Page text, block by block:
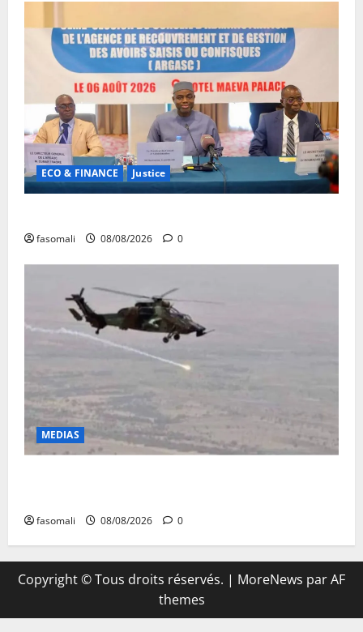
ECO & FINANCE Justice
fasomali 08/08/2026 0
MEDIAS
fasomali 08/08/2026 0
Copyright © Tous droits réservés. | MoreNews par AF
themes